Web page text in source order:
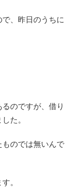
、昨日のうちに
のですが、借り
た。
ものでは無いんで
。